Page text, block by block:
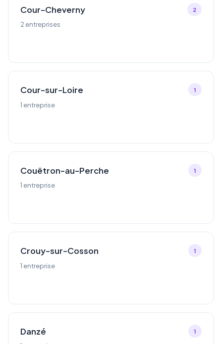
Cour-Cheverny
2 entreprises
2
Cour-sur-Loire
1 entreprise
1
Couëtron-au-Perche
1 entreprise
1
Crouy-sur-Cosson
1 entreprise
1
Danzé 1